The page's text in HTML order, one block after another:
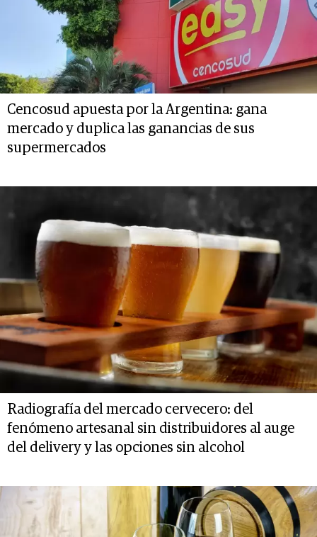
Cencosud apuesta por la Argentina: gana
mercado y duplica las ganancias de sus
supermercados
Radiografía del mercado cervecero: del
fenómeno artesanal sin distribuidores al auge
del delivery y las opciones sin alcohol